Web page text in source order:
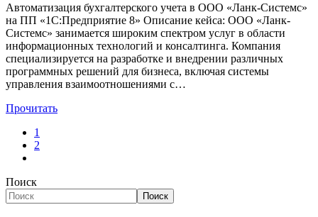
Автоматизация бухгалтерского учета в ООО «Ланк-Системс»
на ПП «1С:Предприятие 8» Описание кейса: ООО «Ланк-
Системс» занимается широким спектром услуг в области
информационных технологий и консалтинга. Компания
специализируется на разработке и внедрении различных
программных решений для бизнеса, включая системы
управления взаимоотношениями с…
Прочитать
1
2
Поиск
Поиск